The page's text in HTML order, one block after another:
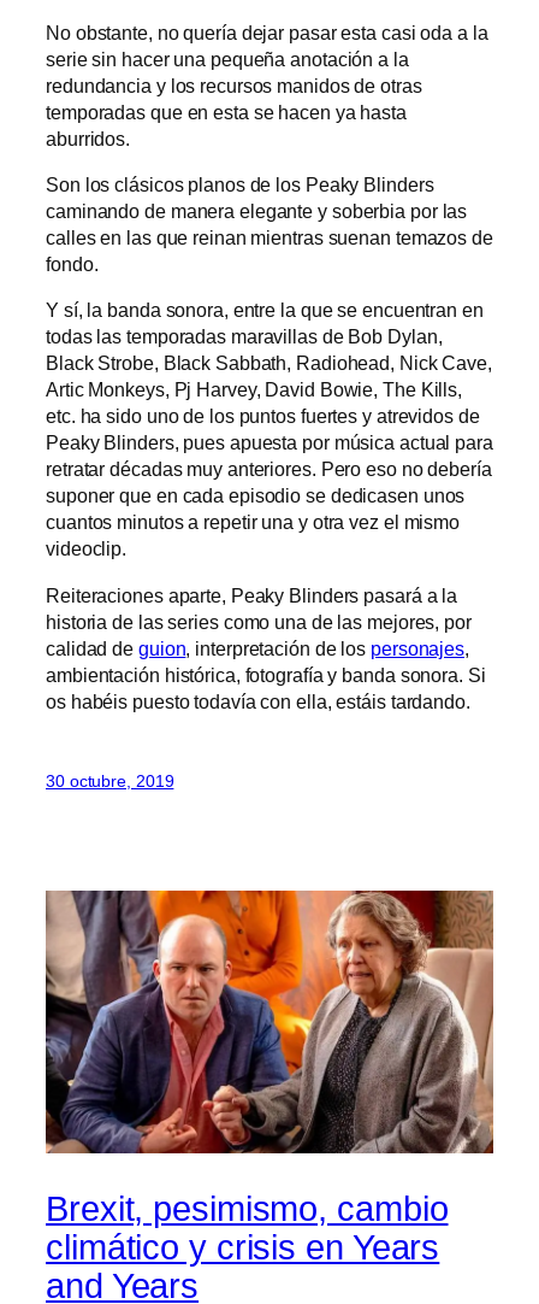
No obstante, no quería dejar pasar esta casi oda a la
serie sin hacer una pequeña anotación a la
redundancia y los recursos manidos de otras
temporadas que en esta se hacen ya hasta
aburridos.
Son los clásicos planos de los Peaky Blinders
caminando de manera elegante y soberbia por las
calles en las que reinan mientras suenan temazos de
fondo.
Y sí, la banda sonora, entre la que se encuentran en
todas las temporadas maravillas de Bob Dylan,
Black Strobe, Black Sabbath, Radiohead, Nick Cave,
Artic Monkeys, Pj Harvey, David Bowie, The Kills,
etc. ha sido uno de los puntos fuertes y atrevidos de
Peaky Blinders, pues apuesta por música actual para
retratar décadas muy anteriores. Pero eso no debería
suponer que en cada episodio se dedicasen unos
cuantos minutos a repetir una y otra vez el mismo
videoclip.
Reiteraciones aparte, Peaky Blinders pasará a la
historia de las series como una de las mejores, por
calidad de guion , interpretación de los personajes
ambientación histórica, fotografía y banda sonora. Si
os habéis puesto todavía con ella, estáis tardando.
30 octubre, 2019
Brexit, pesimismo, cambio
climático y crisis en Years
and Years